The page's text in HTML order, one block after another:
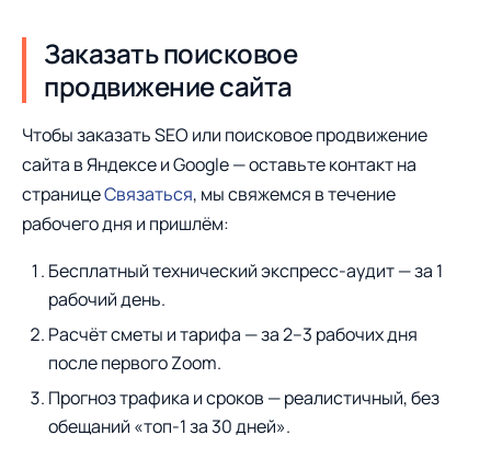
Заказать поисковое
продвижение сайта
Чтобы заказать SEO или поисковое продвижение
сайта в Яндексе и Google — оставьте контакт на
страницеСвязаться, мы свяжемся в течение
рабочего дня и пришлём:
Бесплатный технический экспресс-аудит — за 1
рабочий день.
Расчёт сметы и тарифа — за 2–3 рабочих дня
после первого Zoom.
Прогноз трафика и сроков — реалистичный, без
обещаний «топ-1 за 30 дней».